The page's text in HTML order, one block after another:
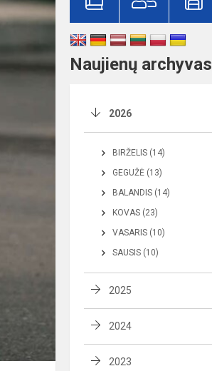
Naujienų archyvas
2026
BIRŽELIS (14)
GEGUŽĖ (13)
BALANDIS (14)
KOVAS (23)
VASARIS (10)
SAUSIS (10)
2025
2024
2023